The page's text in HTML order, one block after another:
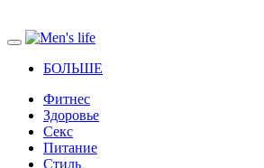
БОЛЬШЕ
Фитнес
Здоровье
Секс
Питание
Стиль